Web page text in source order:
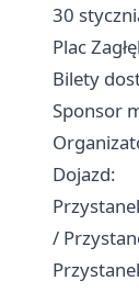
30
Plac
Bilety
Sponsor
Dojazd:
/